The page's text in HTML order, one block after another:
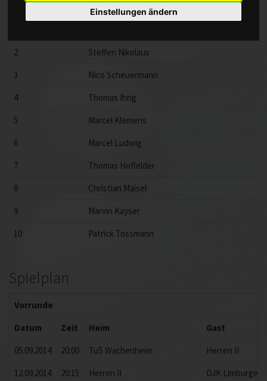
Einstellungen ändern
Punkt
Name
2
Steffen Nikolaus
3
Nico Scheuermann
4
Thomas Ihrig
5
Marcel Klemens
6
Marcel Ludwig
7
Thomas Hoffelder
8
Christian Maisel
9
Marvin Kayser
10
Patrick Tossmann
Spielplan
Vorrunde
Datum
Zeit Heim
Gast
05.09.2014
20:00 TuS Wachenheim
Herren II
12.09.2014
20:15 Herren II
DJK